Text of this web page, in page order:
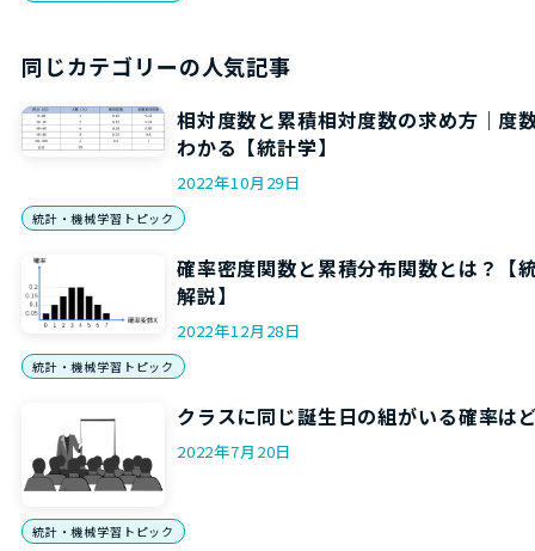
同じカテゴリーの人気記事
相対度数と累積相対度数の求め方｜度
わかる【統計学】
2022年10月29日
統計・機械学習トピック
確率密度関数と累積分布関数とは？【
解説】
2022年12月28日
統計・機械学習トピック
クラスに同じ誕生日の組がいる確率は
2022年7月20日
統計・機械学習トピック